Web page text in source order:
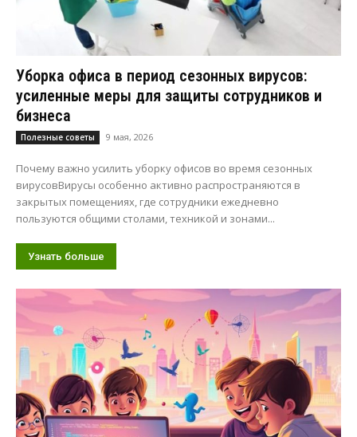
Уборка офиса в период сезонных вирусов:
усиленные меры для защиты сотрудников и
бизнеса
Полезные советы 9 мая, 2026
Почему важно усилить уборку офисов во время сезонных
вирусовВирусы особенно активно распространяются в
закрытых помещениях, где сотрудники ежедневно
пользуются общими столами, техникой и зонами...
Узнать больше